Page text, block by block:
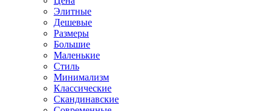
Элитные
Дешевые
Размеры
Большие
Маленькие
Стиль
Минимализм
Классические
Скандинавские